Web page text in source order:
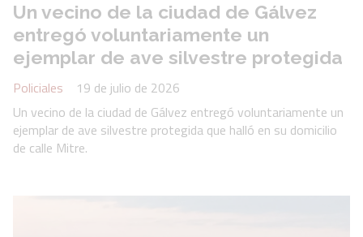
Un vecino de la ciudad de Gálvez
entregó voluntariamente un
ejemplar de ave silvestre protegida
Policiales
19 de julio de 2026
Un vecino de la ciudad de Gálvez entregó voluntariamente un
ejemplar de ave silvestre protegida que halló en su domicilio
de calle Mitre.